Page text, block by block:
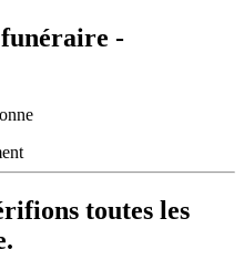
funéraire -
toutes les